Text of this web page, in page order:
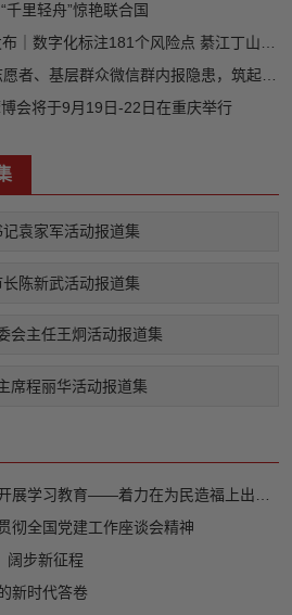
里轻舟”惊艳联合国
会将于9月19日-22日在重庆举行
袁家军活动报道集
陈新武活动报道集
会主任王炯活动报道集
席程丽华活动报道集
彻全国党建工作座谈会精神
阔步新征程
新时代答卷